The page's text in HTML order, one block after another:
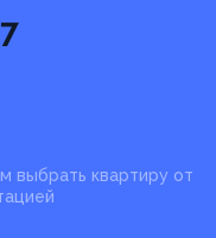
выбрать квартиру от